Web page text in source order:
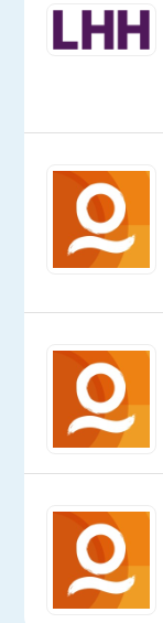
PROJET
en
assez
téléphone
toute
la
journée
excellent.e
à